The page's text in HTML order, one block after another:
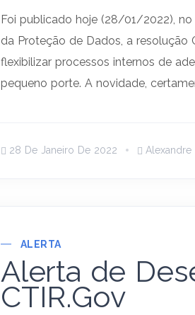
Foi publicado hoje (28/01/2022),
da Proteção de Dados, a
flexibilizar processos internos de
pequeno porte. A novidade,
28 De Janeiro De 2022
ALERTA
Alerta de
CTIR.Gov